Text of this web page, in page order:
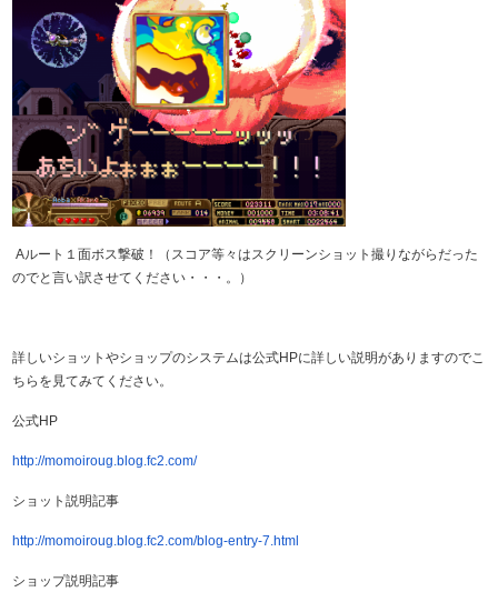
Aルート１面ボス撃破！（スコア等々はスクリーンショット撮りながらだった
のでと言い訳させてください・・・。）
詳しいショットやショップのシステムは公式HPに詳しい説明がありますのでこ
ちらを見てみてください。
公式HP
http://momoiroug.blog.fc2.com/
ショット説明記事
http://momoiroug.blog.fc2.com/blog-entry-7.html
ショップ説明記事